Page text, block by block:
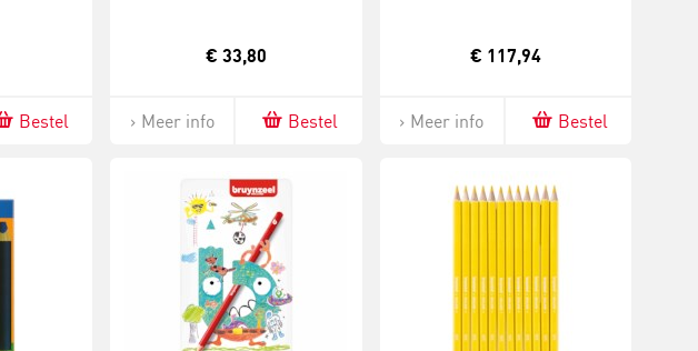
Bestel
€ 33,80
Meer info Bestel
€ 117,94
Meer info Bestel